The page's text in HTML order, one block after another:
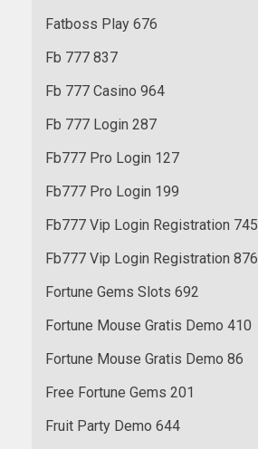
Fatboss Play 676
Fb 777 837
Fb 777 Casino 964
Fb 777 Login 287
Fb777 Pro Login 127
Fb777 Pro Login 199
Fb777 Vip Login Registration 745
Fb777 Vip Login Registration 876
Fortune Gems Slots 692
Fortune Mouse Gratis Demo 410
Fortune Mouse Gratis Demo 86
Free Fortune Gems 201
Fruit Party Demo 644